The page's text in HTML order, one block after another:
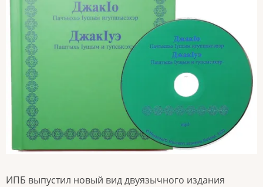
ИПБ выпустил новый вид двуязычного издания